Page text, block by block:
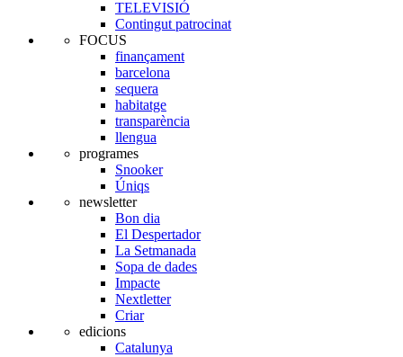
TELEVISIÓ
Contingut patrocinat
FOCUS
finançament
barcelona
sequera
habitatge
transparència
llengua
programes
Snooker
Úniqs
newsletter
Bon dia
El Despertador
La Setmanada
Sopa de dades
Impacte
Nextletter
Criar
edicions
Catalunya